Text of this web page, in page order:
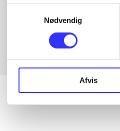
Nødvendig
Afvis